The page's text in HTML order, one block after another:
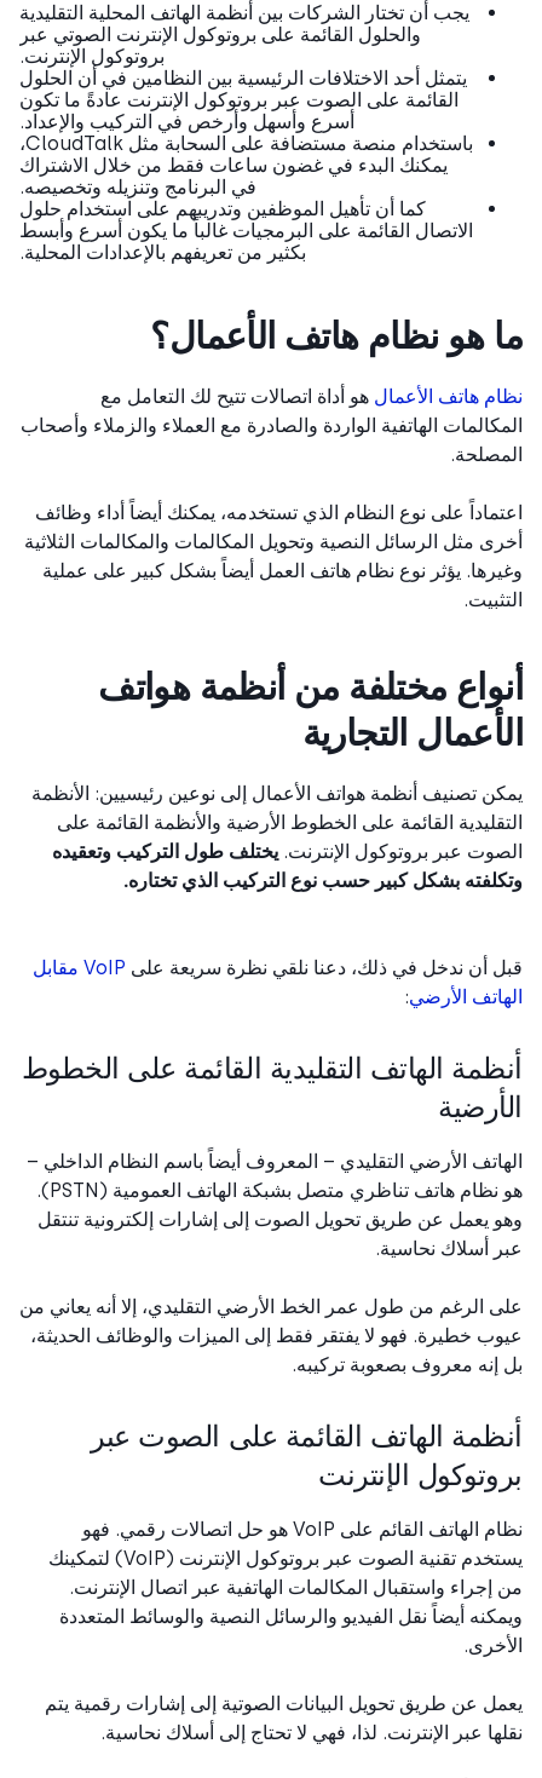
يجب أن تختار الشركات بين أنظمة الهاتف المحلية التقليدية
والحلول القائمة على بروتوكول الإنترنت الصوتي عبر
بروتوكول الإنترنت.
يتمثل أحد الاختلافات الرئيسية بين النظامين في أن الحلول
القائمة على الصوت عبر بروتوكول الإنترنت عادةً ما تكون
أسرع وأسهل وأرخص في التركيب والإعداد.
باستخدام منصة مستضافة على السحابة مثل CloudTalk،
يمكنك البدء في غضون ساعات فقط من خلال الاشتراك
في البرنامج وتنزيله وتخصيصه.
كما أن تأهيل الموظفين وتدريبهم على استخدام حلول
الاتصال القائمة على البرمجيات غالباً ما يكون أسرع وأبسط
بكثير من تعريفهم بالإعدادات المحلية.
هو نظام هاتف الأعمال؟
هاتف الأعمالهو أداة اتصالات تتيح لك التعامل مع
الهاتفية الواردة والصادرة مع العملاء والزملاء وأصحاب
على نوع النظام الذي تستخدمه، يمكنك أيضاً أداء وظائف
مثل الرسائل النصية وتحويل المكالمات والمكالمات الثلاثية
يؤثر نوع نظام هاتف العمل أيضاً بشكل كبير على عملية
مختلفة من أنظمة هواتف
التجارية
تصنيف أنظمة هواتف الأعمال إلى نوعين رئيسيين: الأنظمة
القائمة على الخطوط الأرضية والأنظمة القائمة على
عبر بروتوكول الإنترنت. يختلف طول التركيب وتعقيده
بشكل كبير حسب نوع التركيب الذي تختاره.
أن ندخل في ذلك، دعنا نلقي نظرة سريعة على
VoIP مقابل
الأرضي
الهاتف التقليدية القائمة على الخطوط
الأرضي التقليدي – المعروف أيضاً باسم النظام الداخلي –
هو نظام هاتف تناظري متصل بشبكة الهاتف العمومية (PSTN).
يعمل عن طريق تحويل الصوت إلى إشارات إلكترونية تنتقل
أسلاك نحاسية.
الرغم من طول عمر الخط الأرضي التقليدي، إلا أنه يعاني من
خطيرة. فهو لا يفتقر فقط إلى الميزات والوظائف الحديثة،
معروف بصعوبة تركيبه.
الهاتف القائمة على الصوت عبر
الإنترنت
نظام الهاتف القائم على VoIP هو حل اتصالات رقمي. فهو
يستخدم تقنية الصوت عبر بروتوكول الإنترنت (VoIP) لتمكينك
واستقبال المكالمات الهاتفية عبر اتصال الإنترنت.
أيضاً نقل الفيديو والرسائل النصية والوسائط المتعددة
عن طريق تحويل البيانات الصوتية إلى إشارات رقمية يتم
عبر الإنترنت. لذا، فهي لا تحتاج إلى أسلاك نحاسية.